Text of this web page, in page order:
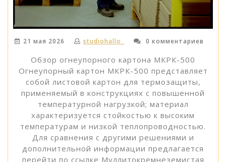
21 мая 2026 studiohallo_ 0 комментариев
Обзор огнеупорного картона МКРК-500
Огнеупорный картон МКРК-500 представляет
собой листовой картон для термозащиты,
применяемый в конструкциях с повышенной
температурной нагрузкой; материал
характеризуется стойкостью к высоким
температурам и низкой теплопроводностью.
Для сравнения с другими решениями и
дополнительной информации предлагается
перейти по ссылке Муллитокремнеземистая